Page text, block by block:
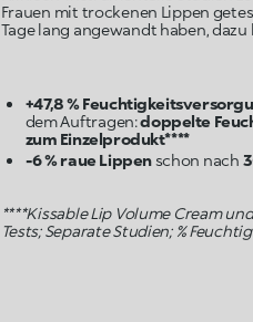
Frauen mit trockenen Lippen
Tage lang angewandt haben,
+47,8 %
dem Auftragen:doppelte
zum Einzelprodukt****
-6 % raue Lippenschon nach
****Kissable Lip Volume Cream
Tests; Separate Studien; %